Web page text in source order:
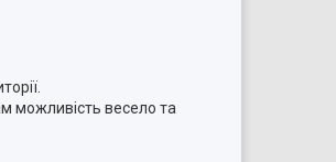
можливість весело та